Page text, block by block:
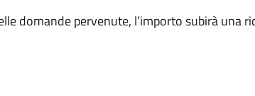
domande pervenute, l’importo subirà una